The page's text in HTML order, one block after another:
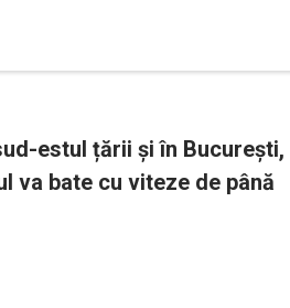
estul țării și în București,
va bate cu viteze de până